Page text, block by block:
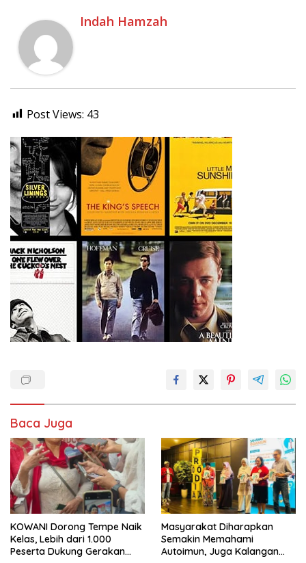
Indah Hamzah
Post Views: 43
Baca Juga
KOWANI Dorong Tempe Naik
Kelas, Lebih dari 1.000
Peserta Dukung Gerakan
Masyarakat Diharapkan
Semakin Memahami
Autoimun, Juga Kalangan